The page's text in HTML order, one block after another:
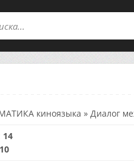
киноязыка » Диалог
14